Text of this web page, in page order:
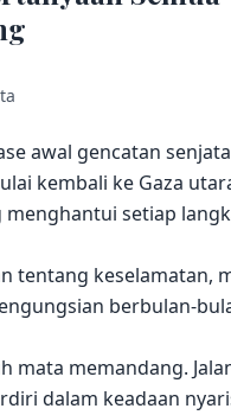
awal gencatan
kembali ke Gaza
setiap
tentang keselamatan,
berbulan-
memandang.
dalam keadaan